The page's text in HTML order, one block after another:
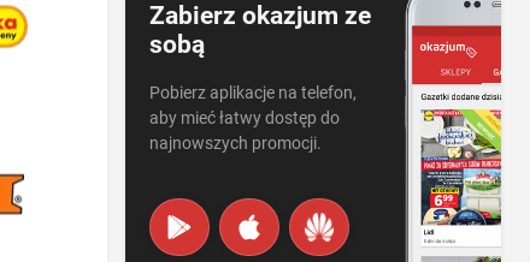
Zabierz okazjum ze
sobą
Pobierz aplikacje na telefon,
aby mieć łatwy dostęp do
najnowszych promocji.